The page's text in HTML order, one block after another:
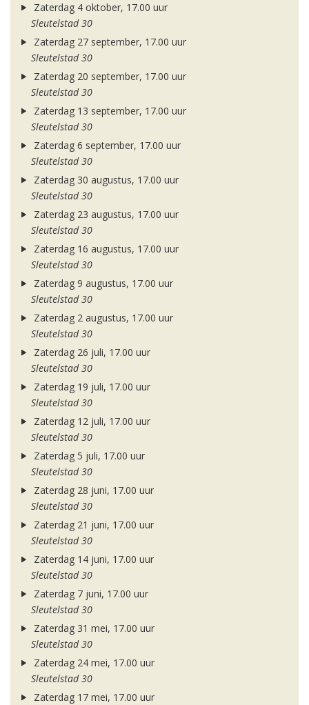
Zaterdag 4 oktober, 17.00 uur
Sleutelstad 30
Zaterdag 27 september, 17.00 uur
Sleutelstad 30
Zaterdag 20 september, 17.00 uur
Sleutelstad 30
Zaterdag 13 september, 17.00 uur
Sleutelstad 30
Zaterdag 6 september, 17.00 uur
Sleutelstad 30
Zaterdag 30 augustus, 17.00 uur
Sleutelstad 30
Zaterdag 23 augustus, 17.00 uur
Sleutelstad 30
Zaterdag 16 augustus, 17.00 uur
Sleutelstad 30
Zaterdag 9 augustus, 17.00 uur
Sleutelstad 30
Zaterdag 2 augustus, 17.00 uur
Sleutelstad 30
Zaterdag 26 juli, 17.00 uur
Sleutelstad 30
Zaterdag 19 juli, 17.00 uur
Sleutelstad 30
Zaterdag 12 juli, 17.00 uur
Sleutelstad 30
Zaterdag 5 juli, 17.00 uur
Sleutelstad 30
Zaterdag 28 juni, 17.00 uur
Sleutelstad 30
Zaterdag 21 juni, 17.00 uur
Sleutelstad 30
Zaterdag 14 juni, 17.00 uur
Sleutelstad 30
Zaterdag 7 juni, 17.00 uur
Sleutelstad 30
Zaterdag 31 mei, 17.00 uur
Sleutelstad 30
Zaterdag 24 mei, 17.00 uur
Sleutelstad 30
Zaterdag 17 mei, 17.00 uur